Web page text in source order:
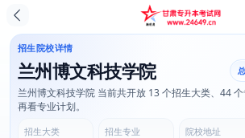
招生院校详情
兰州博文科技学院
兰州博文科技学院 当前共开放 13 个招生大类、44
再看专业计划。
招生大类 招生专业
院校地址